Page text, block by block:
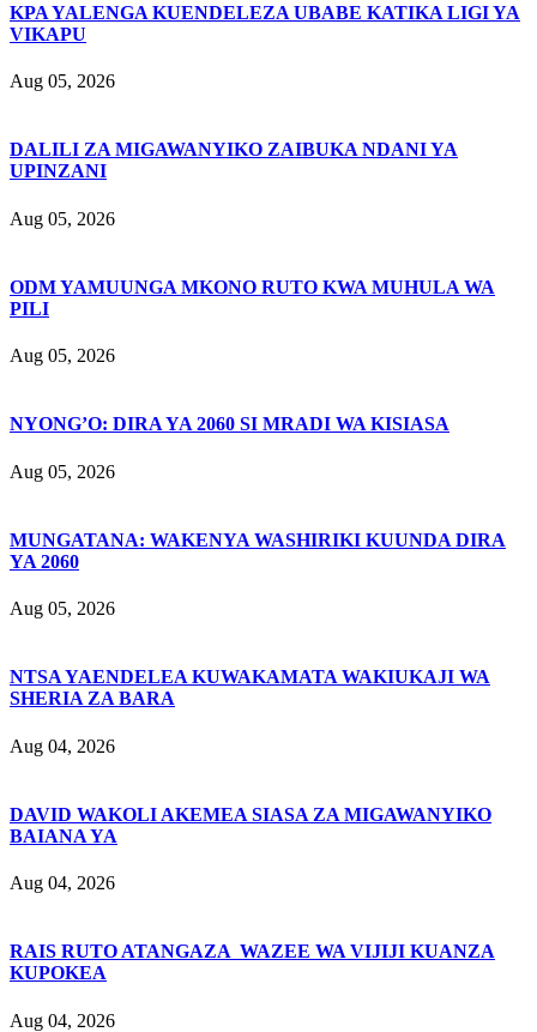
KPA YALENGA KUENDELEZA UBABE KATIKA LIGI YA
VIKAPU
Aug 05, 2026
DALILI ZA MIGAWANYIKO ZAIBUKA NDANI YA
UPINZANI
Aug 05, 2026
ODM YAMUUNGA MKONO RUTO KWA MUHULA WA
PILI
Aug 05, 2026
NYONG’O: DIRA YA 2060 SI MRADI WA KISIASA
Aug 05, 2026
MUNGATANA: WAKENYA WASHIRIKI KUUNDA DIRA
YA 2060
Aug 05, 2026
NTSA YAENDELEA KUWAKAMATA WAKIUKAJI WA
SHERIA ZA BARA
Aug 04, 2026
DAVID WAKOLI AKEMEA SIASA ZA MIGAWANYIKO
BAIANA YA
Aug 04, 2026
RAIS RUTO ATANGAZA WAZEE WA VIJIJI KUANZA
KUPOKEA
Aug 04, 2026